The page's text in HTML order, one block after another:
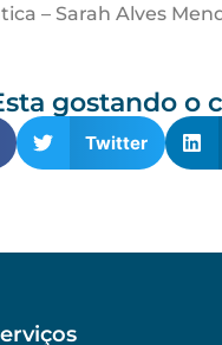
– Sarah Alves
gostando o
Twitter